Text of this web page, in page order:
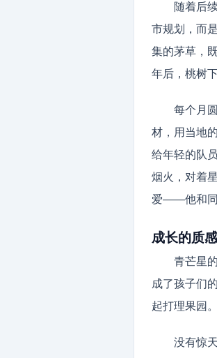
随着后
市规划，而
集的茅草，
年后，桃树
每个月
材，用当地
给年轻的队
烟火，对着
爱——他和同
成长的质
青芒星
成了孩子们
起打理果园
没有惊